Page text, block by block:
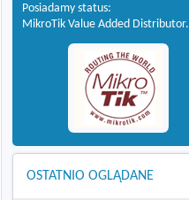
Posiadamy status:
MikroTik Value Added Distributor.
OSTATNIO OGLĄDANE